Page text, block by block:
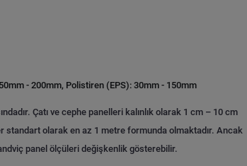
- 200mm, Polistiren (EPS): 30mm - 150mm
Çatı ve cephe panelleri kalınlık olarak 1 cm – 10 cm
standart olarak en az 1 metre formunda olmaktadır. Ancak
panel ölçüleri değişkenlik gösterebilir.